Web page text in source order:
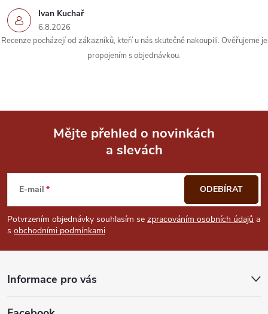
Ivan Kuchař
6.8.2026
Recenze pocházejí od zákazníků, kteří u nás skutečně nakoupili. Ověřujeme je
propojením s objednávkou.
p
a
Mějte přehled o novinkách
a slevách
E-mail
Potvrzením objednávky souhlasím se zpracováním osobních údajů a
s obchodními podmínkami
ODEBÍRAT
Informace pro vás